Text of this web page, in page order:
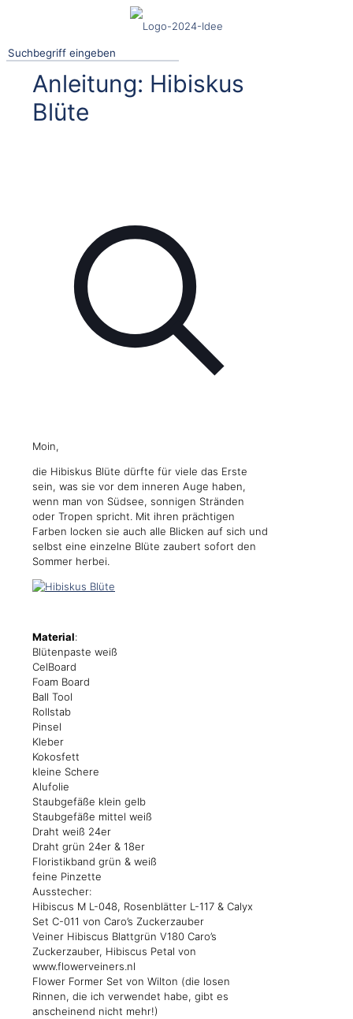
Anleitung: Hibiskus
Blüte
Moin,
die Hibiskus Blüte dürfte für viele das Erste
sein, was sie vor dem inneren Auge haben,
wenn man von Südsee, sonnigen Stränden
oder Tropen spricht. Mit ihren prächtigen
Farben locken sie auch alle Blicken auf sich und
selbst eine einzelne Blüte zaubert sofort den
Sommer herbei.
Material:
Blütenpaste weiß
CelBoard
Foam Board
Ball Tool
Rollstab
Pinsel
Kleber
Kokosfett
kleine Schere
Alufolie
Staubgefäße klein gelb
Staubgefäße mittel weiß
Draht weiß 24er
Draht grün 24er & 18er
Floristikband grün & weiß
feine Pinzette
Ausstecher:
Hibiscus M L-048, Rosenblätter L-117 & Calyx
Set C-011 von Caro’s Zuckerzauber
Veiner Hibiscus Blattgrün V180 Caro’s
Zuckerzauber, Hibiscus Petal von
www.flowerveiners.nl
Flower Former Set von Wilton (die losen
Rinnen, die ich verwendet habe, gibt es
anscheinend nicht mehr!)